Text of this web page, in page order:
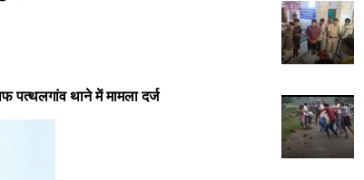
थाने में मामला दर्ज